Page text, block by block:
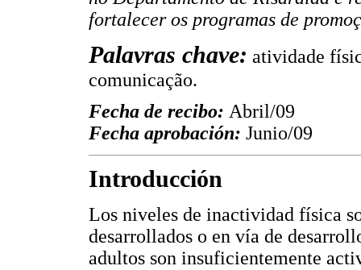
fortalecer os programas de
Palavras chave: atividade
comunicação.
Fecha de recibo: Abril/09
Fecha aprobación: Junio/09
Introducción
Los niveles de inactividad física
desarrollados o en vía de
adultos son insuficientemente